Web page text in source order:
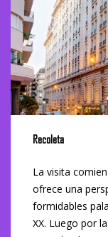
Recoleta
La visita
ofrece una
formidables
XX. Luego por